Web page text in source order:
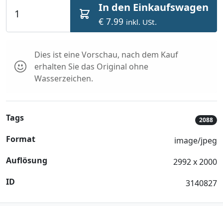
In den Einkaufswagen
€ 7.99 inkl. USt.
Dies ist eine Vorschau, nach dem Kauf
erhalten Sie das Original ohne
Wasserzeichen.
Tags 2088
Format
image/jpeg
Auflösung
2992 x 2000
ID
3140827